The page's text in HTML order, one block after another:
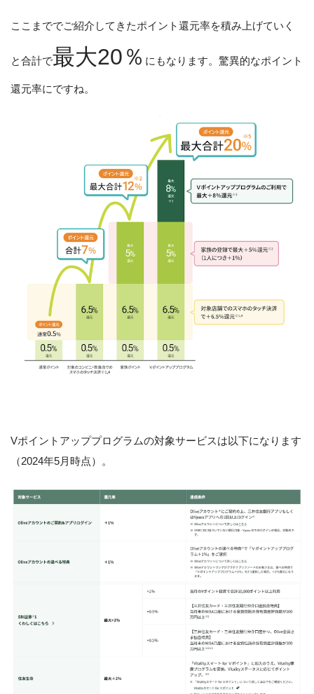
ここまででご紹介してきたポイント還元率を積み上げていく
と合計で最大20％ にもなります。驚異的なポイント
還元率にですね。
Vポイントアッププログラムの対象サービスは以下になります
（2024年5月時点）。